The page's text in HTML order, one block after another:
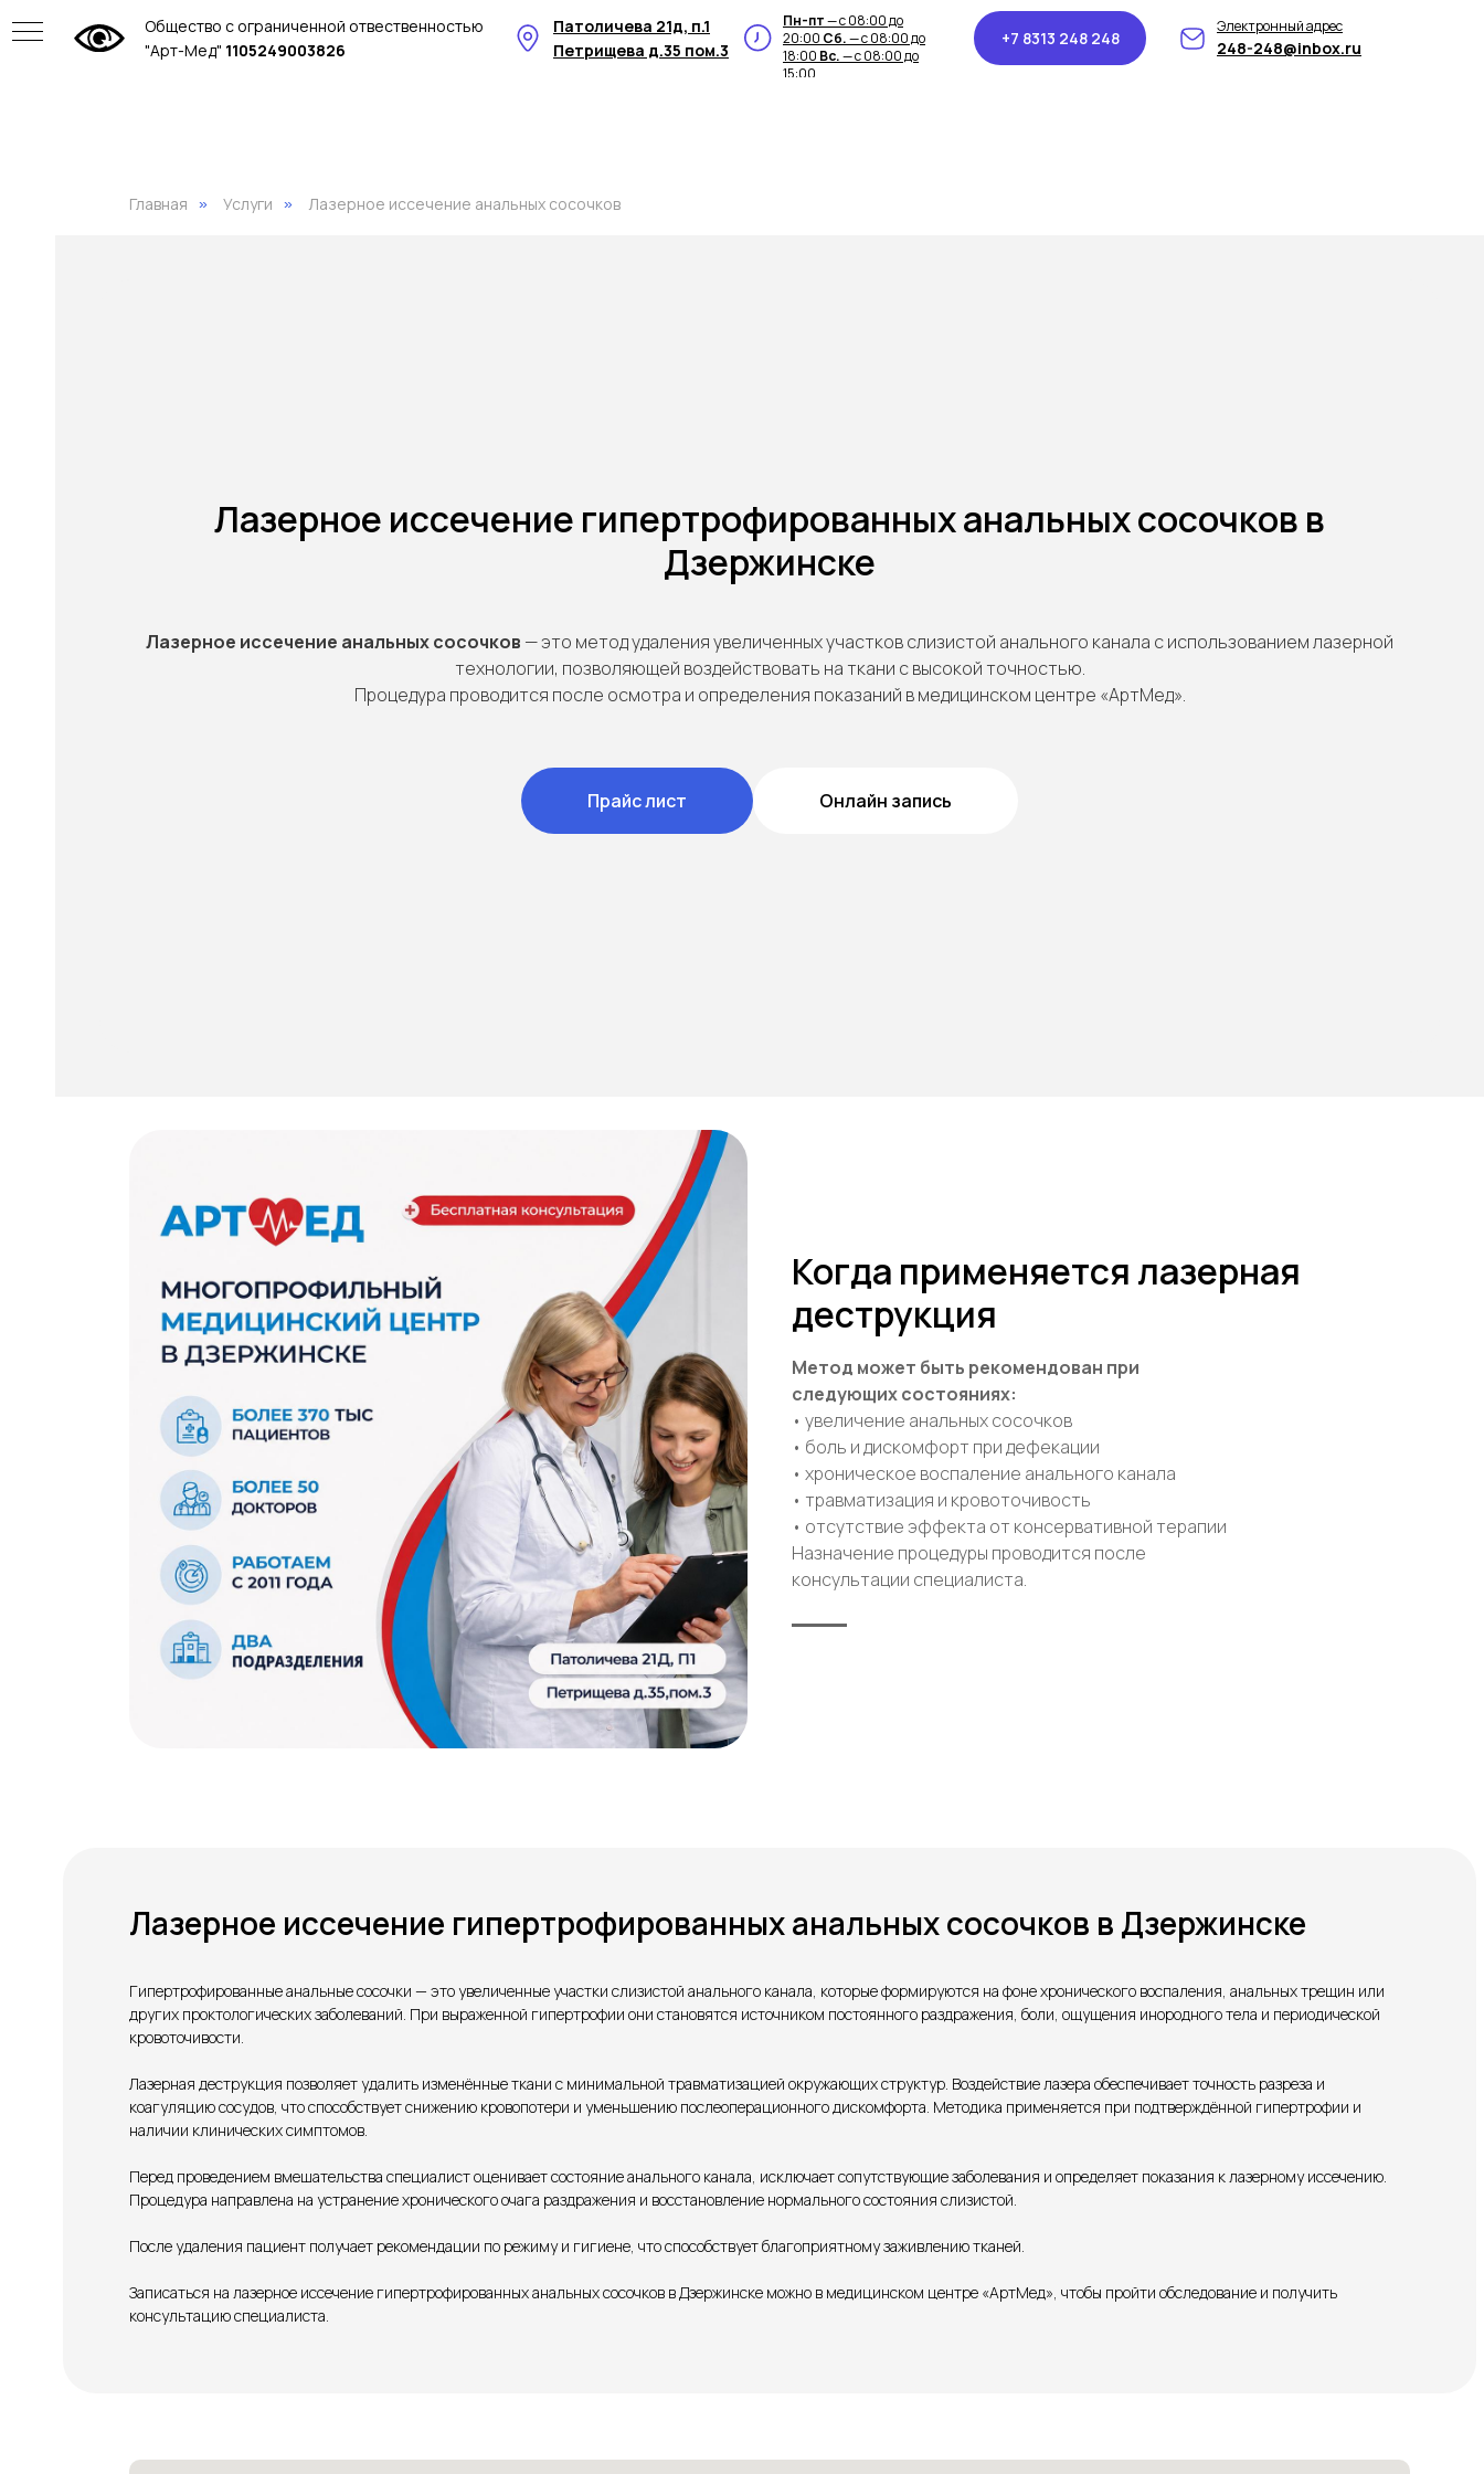
Общество с ограниченной отвественностью
"Арт-Мед" 1105249003826 248-248@inbox.ru
Электронный адрес
+7 8313 248 248
Петрищева д.35 пом.3
Патоличева 21д, п.1 Пн-пт— с 08:00 до
20:00 Сб.— с 08:00 до
18:00 Вс.— с 08:00 до
15:00
Главная » Услуги » Лазерное иссечение анальных сосочков
Лазерное иссечение гипертрофированных анальных сосочков в
Дзержинске
Лазерное иссечение анальных сосочков — это метод удаления увеличенных участков слизистой анального канала с использованием лазерной
технологии, позволяющей воздействовать на ткани с высокой точностью.
Процедура проводится после осмотра и определения показаний в медицинском центре «АртМед».
Прайс лист Онлайн запись
Когда применяется лазерная
деструкция
Метод может быть рекомендован при
следующих состояниях:
• увеличение анальных сосочков
• боль и дискомфорт при дефекации
• хроническое воспаление анального канала
• травматизация и кровоточивость
• отсутствие эффекта от консервативной терапии
Назначение процедуры проводится после
консультации специалиста.
Лазерное иссечение гипертрофированных анальных сосочков в Дзержинске
Гипертрофированные анальные сосочки — это увеличенные участки слизистой анального канала, которые формируются на фоне хронического воспаления, анальных трещин или
других проктологических заболеваний. При выраженной гипертрофии они становятся источником постоянного раздражения, боли, ощущения инородного тела и периодической
кровоточивости.
Лазерная деструкция позволяет удалить изменённые ткани с минимальной травматизацией окружающих структур. Воздействие лазера обеспечивает точность разреза и
коагуляцию сосудов, что способствует снижению кровопотери и уменьшению послеоперационного дискомфорта. Методика применяется при подтверждённой гипертрофии и
наличии клинических симптомов.
Перед проведением вмешательства специалист оценивает состояние анального канала, исключает сопутствующие заболевания и определяет показания к лазерному иссечению.
Процедура направлена на устранение хронического очага раздражения и восстановление нормального состояния слизистой.
После удаления пациент получает рекомендации по режиму и гигиене, что способствует благоприятному заживлению тканей.
Записаться на лазерное иссечение гипертрофированных анальных сосочков в Дзержинске можно в медицинском центре «АртМед», чтобы пройти обследование и получить
консультацию специалиста.